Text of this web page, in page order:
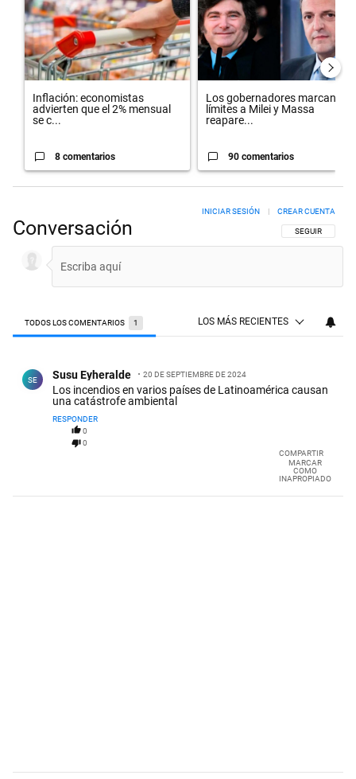
Inflación: economistas
advierten que el 2% mensual
se c...
8 comentarios
Los gobernadores marcan
límites a Milei y Massa
reapare...
90 comentarios
Conversación SIGA ESTA
SEGUIR
INICIAR SESIÓN | CREAR CUENTA
TODOS LOS COMENTARIOS 1 LOS MÁS RECIENTES
SE Susu Eyheralde 20 DE SEPTIEMBRE DE 2024
Los incendios en varios países de Latinoamérica causan
una catástrofe ambiental
RESPONDER
0
0
COMPARTIR
MARCAR
COMO
INAPROPIADO